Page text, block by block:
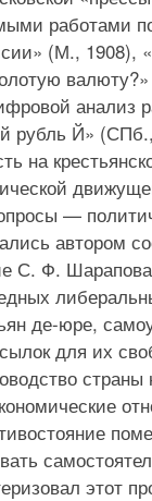
работами
(М., 1908),
анализ
рубль Й»
на
—
автором
С. Ф. Шарапова
де-юре,
для их
этот